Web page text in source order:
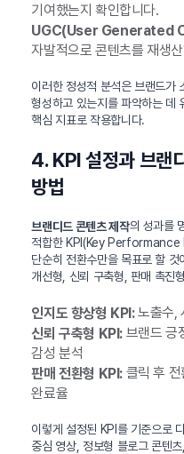
기여했는지 확인합니다.
UGC(User Generated
자발적으로 콘텐츠를 재생
이러한 정성적 분석은 브랜드가
형성하고 있는지를 파악하는 데
핵심 지표로 작용합니다.
4. KPI 설정과 브랜
방법
브랜디드 콘텐츠 제작의 성과를
적합한 KPI(Key Performance
단순히 전환수만을 목표로 할
개선형, 신뢰 구축형, 판매 촉진
인지도 향상형 KPI:노출수,
신뢰 구축형 KPI:브랜드 긍
감성 분석
판매 전환형 KPI:클릭 후 전
완료율
이렇게 설정된 KPI를 기준으로
중심 영상, 정보형 블로그 콘텐